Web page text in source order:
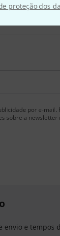
proteção dos
por e-mail.
sobre a newsletter
envio e tempos